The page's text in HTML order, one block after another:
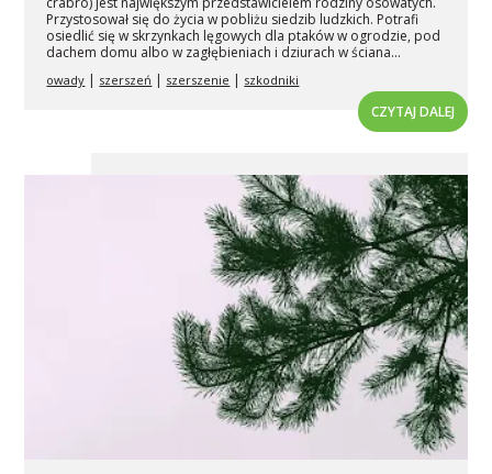
Przystosował się do życia w pobliżu siedzib ludzkich. Potrafi
osiedlić się w skrzynkach lęgowych dla ptaków w ogrodzie, pod
dachem domu albo w zagłębieniach i dziurach w ściana...
owady | szerszeń | szerszenie | szkodniki
CZYTAJ DALEJ